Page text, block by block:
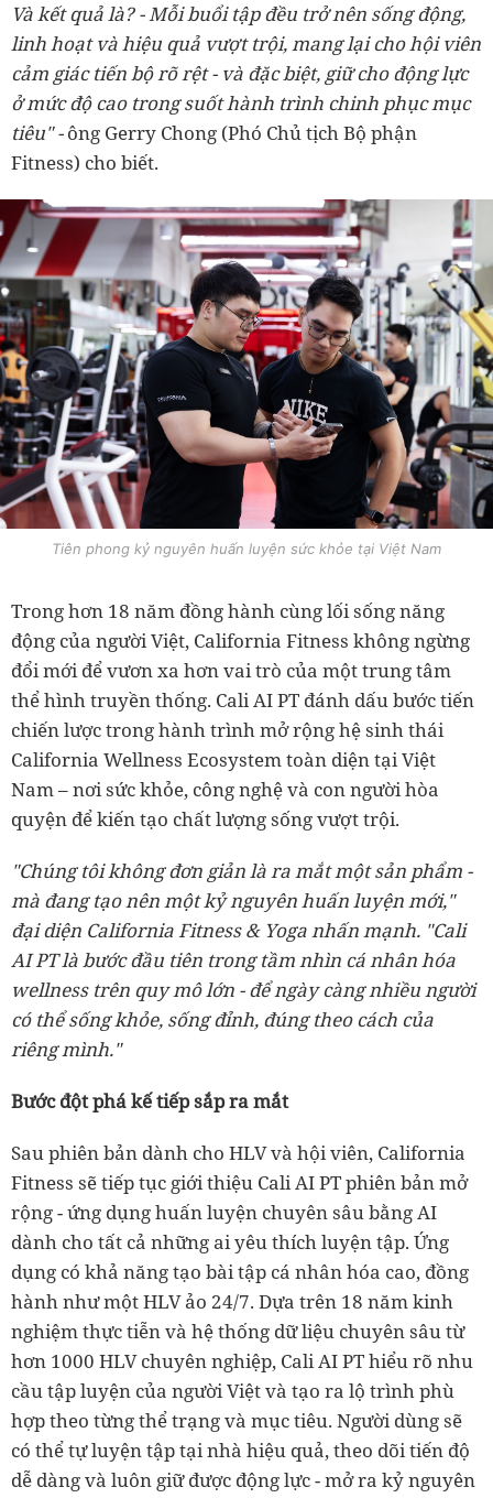
Và kết quả là? - Mỗi buổi tập đều trở nên sống động,
linh hoạt và hiệu quả vượt trội, mang lại cho hội viên
cảm giác tiến bộ rõ rệt - và đặc biệt, giữ cho động lực
ở mức độ cao trong suốt hành trình chinh phục mục
tiêu" -ông Gerry Chong (Phó Chủ tịch Bộ phận
Fitness) cho biết.
Tiên phong kỷ nguyên huấn luyện sức khỏe tại Việt Nam
Trong hơn 18 năm đồng hành cùng lối sống năng
động của người Việt, California Fitness không ngừng
đổi mới để vươn xa hơn vai trò của một trung tâm
thể hình truyền thống. Cali AI PT đánh dấu bước tiến
chiến lược trong hành trình mở rộng hệ sinh thái
California Wellness Ecosystem toàn diện tại Việt
Nam – nơi sức khỏe, công nghệ và con người hòa
quyện để kiến tạo chất lượng sống vượt trội.
"Chúng tôi không đơn giản là ra mắt một sản phẩm -
mà đang tạo nên một kỷ nguyên huấn luyện mới,"
đại diện California Fitness & Yoga nhấn mạnh. "Cali
AI PT là bước đầu tiên trong tầm nhìn cá nhân hóa
wellness trên quy mô lớn - để ngày càng nhiều người
có thể sống khỏe, sống đỉnh, đúng theo cách của
riêng mình."
Bước đột phá kế tiếp sắp ra mắt
Sau phiên bản dành cho HLV và hội viên, California
Fitness sẽ tiếp tục giới thiệu Cali AI PT phiên bản mở
rộng - ứng dụng huấn luyện chuyên sâu bằng AI
dành cho tất cả những ai yêu thích luyện tập. Ứng
dụng có khả năng tạo bài tập cá nhân hóa cao, đồng
hành như một HLV ảo 24/7. Dựa trên 18 năm kinh
nghiệm thực tiễn và hệ thống dữ liệu chuyên sâu từ
hơn 1000 HLV chuyên nghiệp, Cali AI PT hiểu rõ nhu
cầu tập luyện của người Việt và tạo ra lộ trình phù
hợp theo từng thể trạng và mục tiêu. Người dùng sẽ
có thể tự luyện tập tại nhà hiệu quả, theo dõi tiến độ
dễ dàng và luôn giữ được động lực - mở ra kỷ nguyên